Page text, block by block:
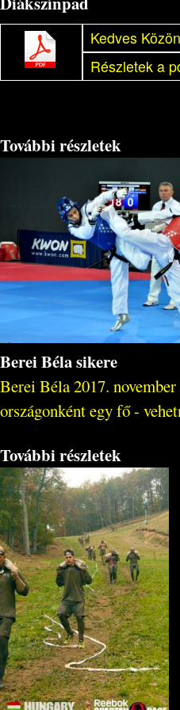
Kedves
Részletek a
További részletek
Berei Béla sikere
Berei Béla 2017.
országonként egy fő -
További részletek